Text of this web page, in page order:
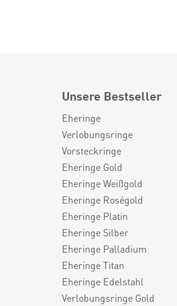
Unsere Bestseller
Eheringe
Verlobungsringe
Vorsteckringe
Eheringe Gold
Eheringe Weißgold
Eheringe Roségold
Eheringe Platin
Eheringe Silber
Eheringe Palladium
Eheringe Titan
Eheringe Edelstahl
Verlobungsringe Gold